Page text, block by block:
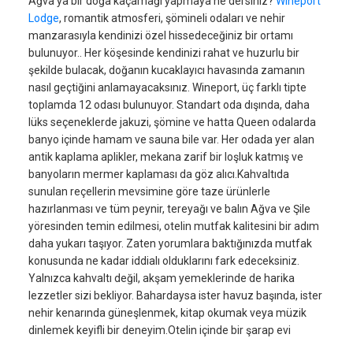
Lodge, romantik atmosferi, şömineli odaları ve nehir
manzarasıyla kendinizi özel hissedeceğiniz bir ortamı
bulunuyor.. Her köşesinde kendinizi rahat ve huzurlu bir
şekilde bulacak, doğanın kucaklayıcı havasında zamanın
nasıl geçtiğini anlamayacaksınız. Wineport, üç farklı tipte
toplamda 12 odası bulunuyor. Standart oda dışında, daha
lüks seçeneklerde jakuzi, şömine ve hatta Queen odalarda
banyo içinde hamam ve sauna bile var. Her odada yer alan
antik kaplama aplikler, mekana zarif bir loşluk katmış ve
banyoların mermer kaplaması da göz alıcı.Kahvaltıda
sunulan reçellerin mevsimine göre taze ürünlerle
hazırlanması ve tüm peynir, tereyağı ve balın Ağva ve Şile
yöresinden temin edilmesi, otelin mutfak kalitesini bir adım
daha yukarı taşıyor. Zaten yorumlara baktığınızda mutfak
konusunda ne kadar iddialı olduklarını fark edeceksiniz.
Yalnızca kahvaltı değil, akşam yemeklerinde de harika
lezzetler sizi bekliyor. Bahardaysa ister havuz başında, ister
nehir kenarında güneşlenmek, kitap okumak veya müzik
dinlemek keyifli bir deneyim.Otelin içinde bir şarap evi